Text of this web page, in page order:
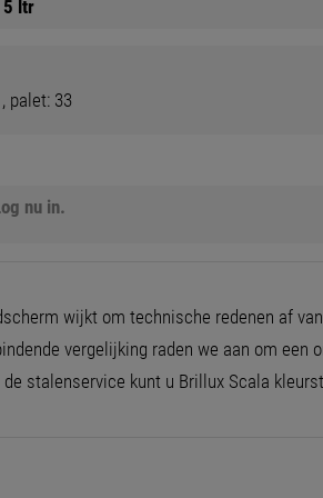
ltr
palet: 33
nu in.
wijkt om technische redenen af
vergelijking raden we aan om een
stalenservice kunt u Brillux Scala